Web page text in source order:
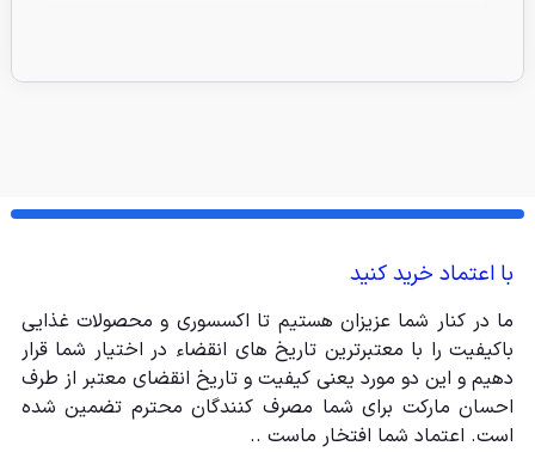
با اعتماد خرید کنید
ما در کنار شما عزیزان هستیم تا اکسسوری و محصولات غذایی
باکیفیت را با معتبرترین تاریخ های انقضاء در اختیار شما قرار
دهیم و این دو مورد یعنی کیفیت و تاریخ انقضای معتبر از طرف
احسان مارکت برای شما مصرف کنندگان محترم تضمین شده
است. اعتماد شما افتخار ماست ..